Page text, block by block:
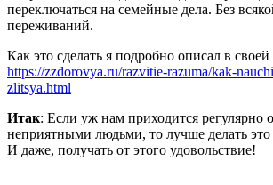
переключаться на семейные дела. Без
переживаний.
Как это сделать я подробно описал в своей
https://zzdorovya.ru/razvitie-razuma/kak-
zlitsya.html
Итак: Если уж нам приходится регулярно
неприятными людьми, то лучше делать это
И даже, получать от этого удовольствие!